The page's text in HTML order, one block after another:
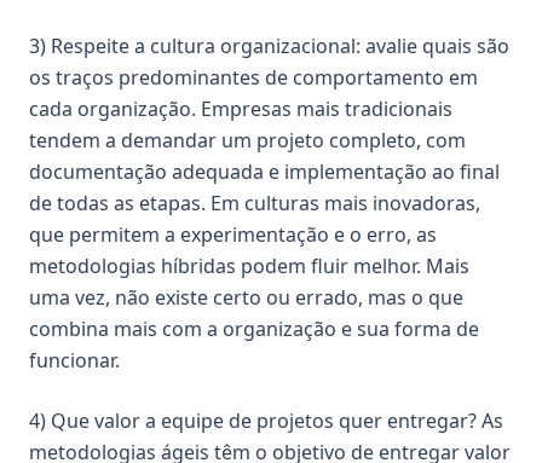
3) Respeite a cultura organizacional: avalie quais são
os traços predominantes de comportamento em
cada organização. Empresas mais tradicionais
tendem a demandar um projeto completo, com
documentação adequada e implementação ao final
de todas as etapas. Em culturas mais inovadoras,
que permitem a experimentação e o erro, as
metodologias híbridas podem fluir melhor. Mais
uma vez, não existe certo ou errado, mas o que
combina mais com a organização e sua forma de
funcionar.
4) Que valor a equipe de projetos quer entregar? As
metodologias ágeis têm o objetivo de entregar valor